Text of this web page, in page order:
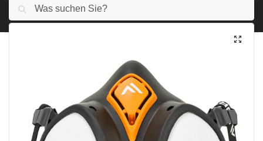
Start Alle Produkte / A2P3 Gebrauchsfertige Halbmaske